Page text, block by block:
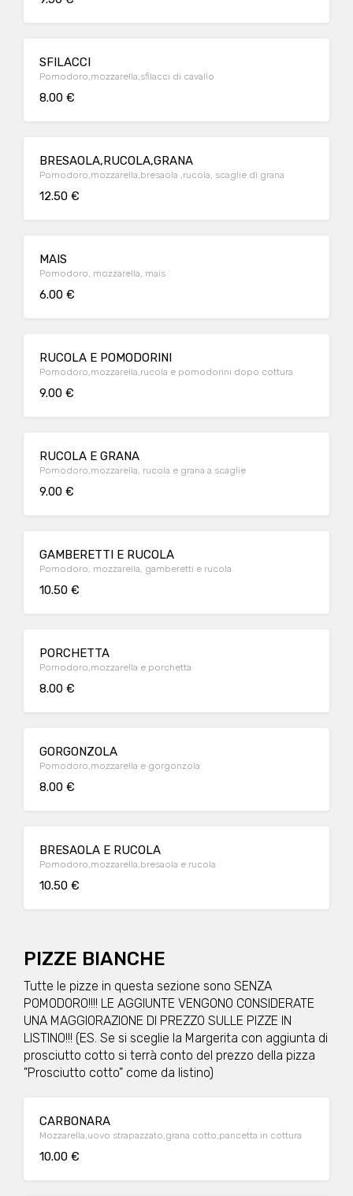
SFILACCI
Pomodoro,mozzarella,sfilacci di cavallo
8.00 €
BRESAOLA,RUCOLA,GRANA
Pomodoro,mozzarella,bresaola ,rucola, scaglie di grana
12.50 €
MAIS
Pomodoro, mozzarella, mais
6.00 €
RUCOLA E POMODORINI
Pomodoro,mozzarella,rucola e pomodorini dopo cottura
9.00 €
RUCOLA E GRANA
Pomodoro,mozzarella, rucola e grana a scaglie
9.00 €
GAMBERETTI E RUCOLA
Pomodoro, mozzarella, gamberetti e rucola
10.50 €
PORCHETTA
Pomodoro,mozzarella e porchetta
8.00 €
GORGONZOLA
Pomodoro,mozzarella e gorgonzola
8.00 €
BRESAOLA E RUCOLA
Pomodoro,mozzarella,bresaola e rucola
10.50 €
PIZZE BIANCHE
Tutte le pizze in questa sezione sono SENZA
POMODORO!!!! LE AGGIUNTE VENGONO CONSIDERATE
UNA MAGGIORAZIONE DI PREZZO SULLE PIZZE IN
LISTINO!!! (ES. Se si sceglie la Margerita con aggiunta di
prosciutto cotto si terrà conto del prezzo della pizza
"Prosciutto cotto" come da listino)
CARBONARA
Mozzarella,uovo strapazzato,grana cotto,pancetta in cottura
10.00 €